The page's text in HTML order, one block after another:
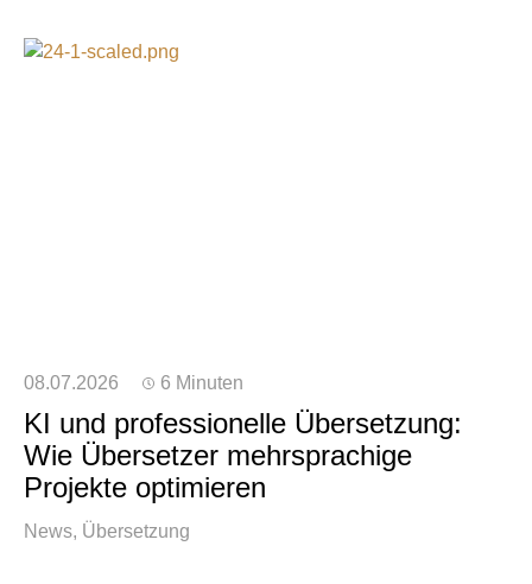
08.07.2026 6 Minuten
KI und professionelle Übersetzung:
Wie Übersetzer mehrsprachige
Projekte optimieren
News Übersetzung